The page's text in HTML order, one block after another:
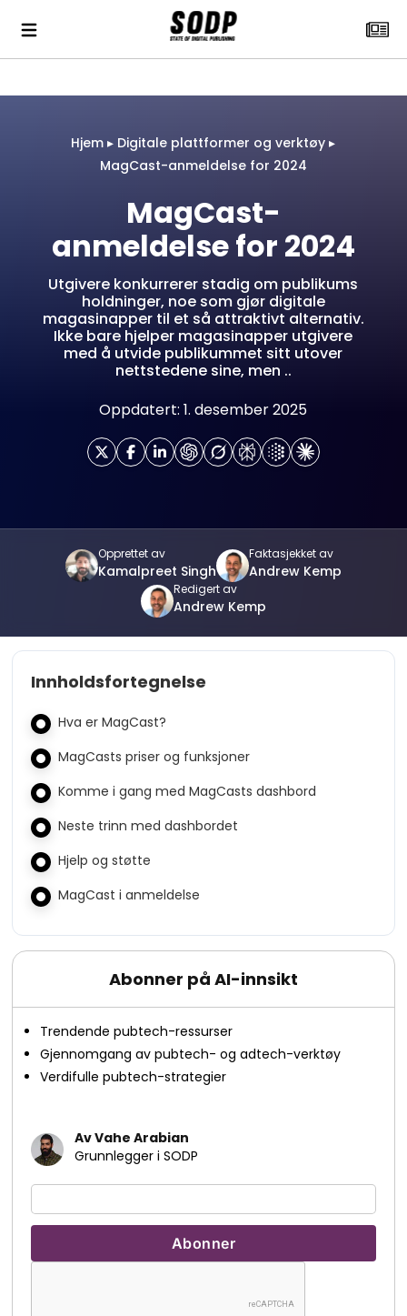
Hjem ▸ Digitale plattformer og verktøy ▸
MagCast-anmeldelse for 2024
MagCast-
anmeldelse for 2024
Utgivere konkurrerer stadig om publikums
holdninger, noe som gjør digitale
magasinapper til et så attraktivt alternativ.
Ikke bare hjelper magasinapper utgivere
med å utvide publikummet sitt utover
nettstedene sine, men ..
Oppdatert: 1. desember 2025
Opprettet av
Kamalpreet Singh
Faktasjekket av
Andrew Kemp
Redigert av
Andrew Kemp
Innholdsfortegnelse
Hva er MagCast?
MagCasts priser og funksjoner
Komme i gang med MagCasts dashbord
Neste trinn med dashbordet
Hjelp og støtte
MagCast i anmeldelse
Abonner på AI-innsikt
Trendende pubtech-ressurser
Gjennomgang av pubtech- og adtech-verktøy
Verdifulle pubtech-strategier
Av Vahe Arabian
Grunnlegger i SODP